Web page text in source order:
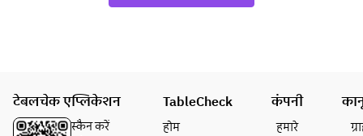
टेबलचेक एप्लिकेशन
स्कैन करें
TableCheck
होम
कंपनी
हमारे